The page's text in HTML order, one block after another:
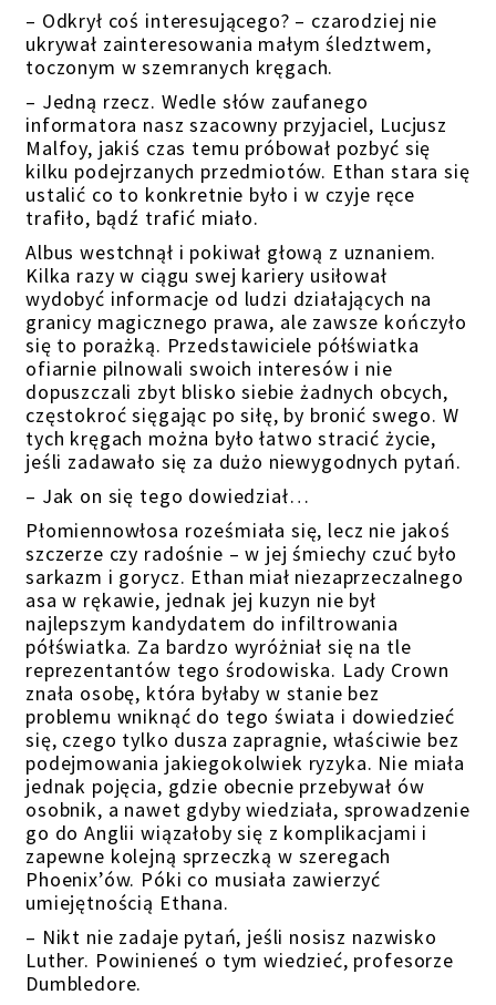
– Odkrył coś interesującego? – czarodziej nie
ukrywał zainteresowania małym śledztwem,
toczonym w szemranych kręgach.
– Jedną rzecz. Wedle słów zaufanego
informatora nasz szacowny przyjaciel, Lucjusz
Malfoy, jakiś czas temu próbował pozbyć się
kilku podejrzanych przedmiotów. Ethan stara się
ustalić co to konkretnie było i w czyje ręce
trafiło, bądź trafić miało.
Albus westchnął i pokiwał głową z uznaniem.
Kilka razy w ciągu swej kariery usiłował
wydobyć informacje od ludzi działających na
granicy magicznego prawa, ale zawsze kończyło
się to porażką. Przedstawiciele półświatka
ofiarnie pilnowali swoich interesów i nie
dopuszczali zbyt blisko siebie żadnych obcych,
częstokroć sięgając po siłę, by bronić swego. W
tych kręgach można było łatwo stracić życie,
jeśli zadawało się za dużo niewygodnych pytań.
– Jak on się tego dowiedział…
Płomiennowłosa roześmiała się, lecz nie jakoś
szczerze czy radośnie – w jej śmiechy czuć było
sarkazm i gorycz. Ethan miał niezaprzeczalnego
asa w rękawie, jednak jej kuzyn nie był
najlepszym kandydatem do infiltrowania
półświatka. Za bardzo wyróżniał się na tle
reprezentantów tego środowiska. Lady Crown
znała osobę, która byłaby w stanie bez
problemu wniknąć do tego świata i dowiedzieć
się, czego tylko dusza zapragnie, właściwie bez
podejmowania jakiegokolwiek ryzyka. Nie miała
jednak pojęcia, gdzie obecnie przebywał ów
osobnik, a nawet gdyby wiedziała, sprowadzenie
go do Anglii wiązałoby się z komplikacjami i
zapewne kolejną sprzeczką w szeregach
Phoenix’ów. Póki co musiała zawierzyć
umiejętnością Ethana.
– Nikt nie zadaje pytań, jeśli nosisz nazwisko
Luther. Powinieneś o tym wiedzieć, profesorze
Dumbledore.